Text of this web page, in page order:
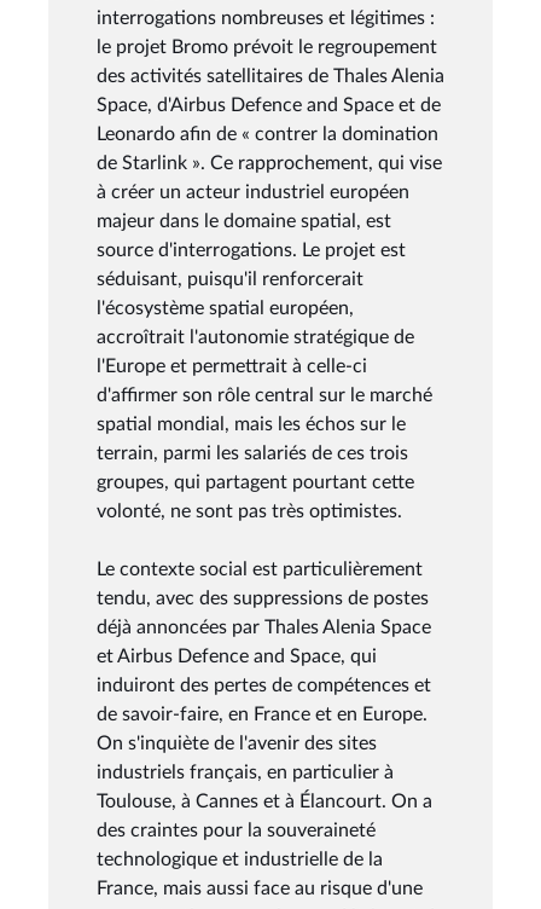
interrogations nombreuses et légitimes :
le projet Bromo prévoit le regroupement
des activités satellitaires de Thales Alenia
Space, d'Airbus Defence and Space et de
Leonardo afin de « contrer la domination
de Starlink ». Ce rapprochement, qui vise
à créer un acteur industriel européen
majeur dans le domaine spatial, est
source d'interrogations. Le projet est
séduisant, puisqu'il renforcerait
l'écosystème spatial européen,
accroîtrait l'autonomie stratégique de
l'Europe et permettrait à celle-ci
d'affirmer son rôle central sur le marché
spatial mondial, mais les échos sur le
terrain, parmi les salariés de ces trois
groupes, qui partagent pourtant cette
volonté, ne sont pas très optimistes.
Le contexte social est particulièrement
tendu, avec des suppressions de postes
déjà annoncées par Thales Alenia Space
et Airbus Defence and Space, qui
induiront des pertes de compétences et
de savoir-faire, en France et en Europe.
On s'inquiète de l'avenir des sites
industriels français, en particulier à
Toulouse, à Cannes et à Élancourt. On a
des craintes pour la souveraineté
technologique et industrielle de la
France, mais aussi face au risque d'une